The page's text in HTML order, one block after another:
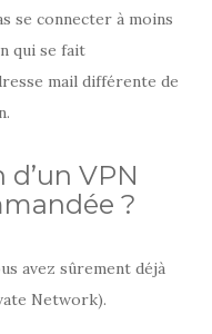
se connecter à moins
qui se fait
mail différente de
VPN
?
avez sûrement déjà
Network).